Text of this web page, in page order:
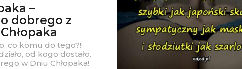
–
dobrego z
co komu do tego?!
od kogo dostało.
w Dniu Chłopaka!